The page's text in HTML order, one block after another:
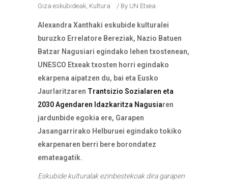
Giza eskubideak, Kultura By UN Etxea
Alexandra Xanthaki eskubide kulturalei
buruzko Errelatore Bereziak, Nazio Batuen
Batzar Nagusiari egindako lehen txostenean,
UNESCO Etxeak txosten horri egindako
ekarpena aipatzen du, bai eta Eusko
Jaurlaritzaren Trantsizio Sozialaren eta
2030 Agendaren Idazkaritza Nagusiaren
jardunbide egokia ere, Garapen
Jasangarrirako Helburuei egindako tokiko
ekarpenaren berri bere borondatez
emateagatik.
Eskubide kulturalak ezinbestekoak dira garapen